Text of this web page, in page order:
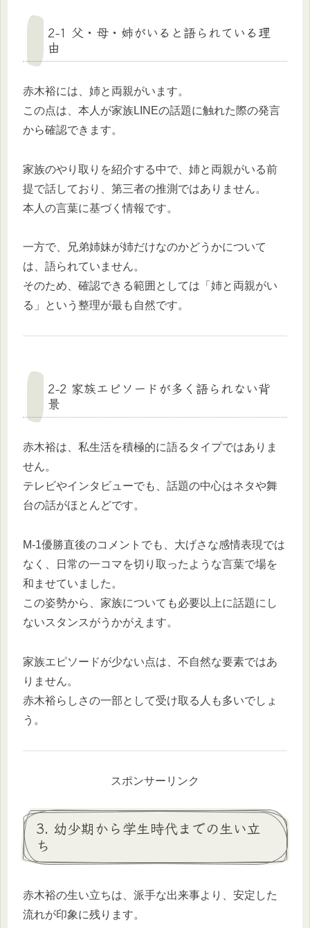
2-1 父・母・姉がいると語られている理
由
赤木裕には、姉と両親がいます。
この点は、本人が家族LINEの話題に触れた際の発言
から確認できます。
家族のやり取りを紹介する中で、姉と両親がいる前
提で話しており、第三者の推測ではありません。
本人の言葉に基づく情報です。
一方で、兄弟姉妹が姉だけなのかどうかについて
は、語られていません。
そのため、確認できる範囲としては「姉と両親がい
る」という整理が最も自然です。
2-2 家族エピソードが多く語られない背
景
赤木裕は、私生活を積極的に語るタイプではありま
せん。
テレビやインタビューでも、話題の中心はネタや舞
台の話がほとんどです。
M-1優勝直後のコメントでも、大げさな感情表現では
なく、日常の一コマを切り取ったような言葉で場を
和ませていました。
この姿勢から、家族についても必要以上に話題にし
ないスタンスがうかがえます。
家族エピソードが少ない点は、不自然な要素ではあ
りません。
赤木裕らしさの一部として受け取る人も多いでしょ
う。
スポンサーリンク
3. 幼少期から学生時代までの生い立
ち
赤木裕の生い立ちは、派手な出来事より、安定した
流れが印象に残ります。